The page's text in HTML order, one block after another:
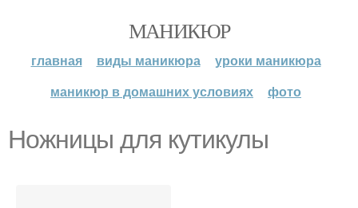
МАНИКЮР
главная виды маникюра
уроки маникюра
маникюр в домашних условиях
фото
Ножницы для кутикулы